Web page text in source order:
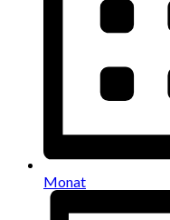
Monat